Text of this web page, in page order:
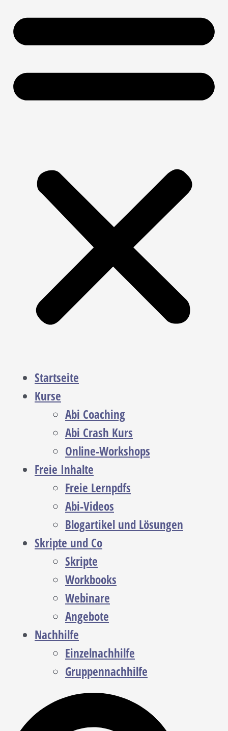
Startseite
Kurse
Abi Coaching
Abi Crash Kurs
Online-Workshops
Freie Inhalte
Freie Lernpdfs
Abi-Videos
Blogartikel und Lösungen
Skripte und Co
Skripte
Workbooks
Webinare
Angebote
Nachhilfe
Einzelnachhilfe
Gruppennachhilfe